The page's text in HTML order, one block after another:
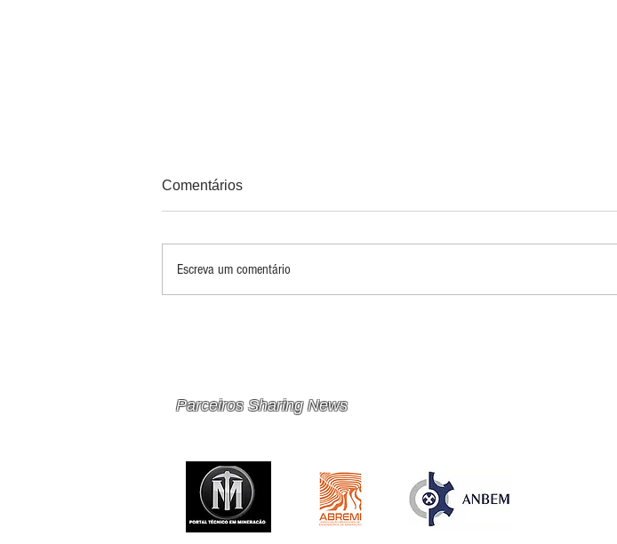
Comentários
Escreva um comentário
Parceiros Sharing News